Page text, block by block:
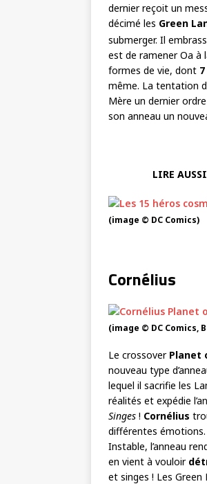
dernier reçoit un
décimé les Green
submerger. Il
est de ramener Oa à
formes de vie, dont
même. La tentation
Mère un dernier
son anneau un
LIRE
(image © DC Comics)
Cornélius
(image © DC Comics,
Le crossover Planet
nouveau type
lequel il sacrifie les
réalités et expédie
Singes ! Cornélius
différentes émotions.
Instable, l’anneau
en vient à vouloir
et singes ! Les